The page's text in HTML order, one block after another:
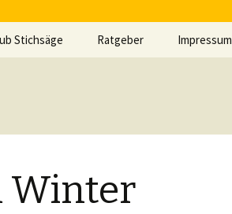
Stichsäge Ratgeber Impressum
Winter